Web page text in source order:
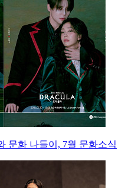
문화 나들이, 7월 문화소식